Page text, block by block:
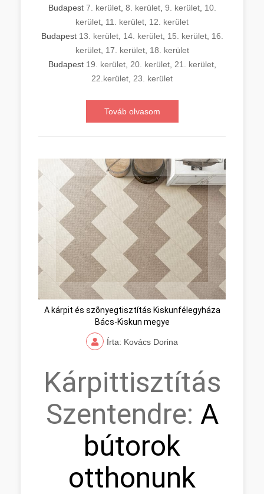
Budapest 7. kerület, 8. kerület, 9. kerület, 10.
kerület 11. kerület 12. kerület
Budapest 13. kerület, 14. kerület, 15. kerület, 16.
kerület, 17. kerület, 18. kerület
Budapest 19. kerület, 20. kerület, 21. kerület,
22.kerület 23. kerület
Továb olvasom
A kárpit és szõnyegtisztítás Kiskunfélegyháza
Bács-Kiskun megye
Írta: Kovács Dorina
Kárpittisztítás
Szentendre: A
bútorok
otthonunk